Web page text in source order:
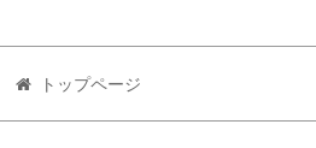
トップページ